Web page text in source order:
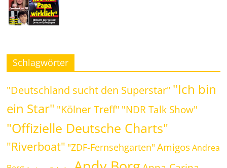
Schlagwörter
"Deutschland sucht den Superstar" "Ich bin
ein Star" "Kölner Treff" "NDR Talk Show"
"Offizielle Deutsche Charts"
"Riverboat" "ZDF-Fernsehgarten" Amigos Andrea